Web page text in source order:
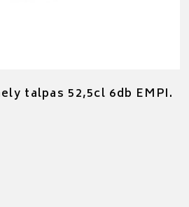
talpas 52,5cl 6db EMPI.